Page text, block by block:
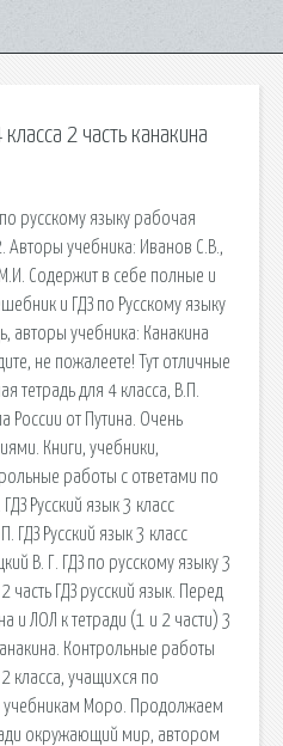
2 часть канакина
русскому языку рабочая
Авторы учебника: Иванов С.В.,
Содержит в себе полные и
и ГДЗ по Русскому языку
авторы учебника: Канакина
не пожалеете! Тут отличные
тетрадь для 4 класса, В.П.
России от Путина. Очень
Книги, учебники,
работы с ответами по
Русский язык 3 класс
ГДЗ Русский язык 3 класс
В. Г. ГДЗ по русскому языку 3
часть ГДЗ русский язык. Перед
и ЛОЛ к тетради (1 и 2 части) 3
Контрольные работы
класса, учащихся по
Моро. Продолжаем
окружающий мир, автором